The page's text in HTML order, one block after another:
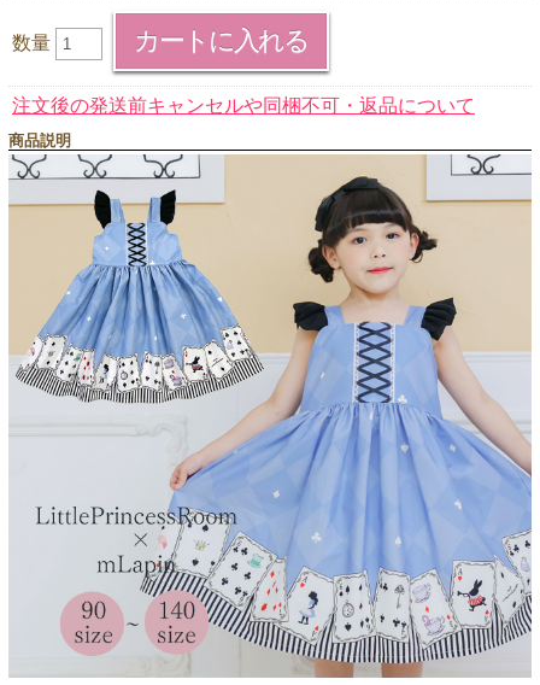
数量
注文後の発送前キャンセルや同梱不可・返品について
商品説明